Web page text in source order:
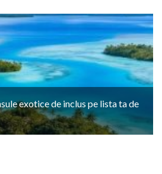
exotice de inclus pe lista ta de